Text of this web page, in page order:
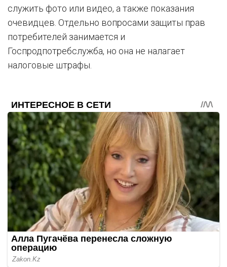
служить фото или видео, а также показания
очевидцев. Отдельно вопросами защиты прав
потребителей занимается и
Госпродпотребслужба, но она не налагает
налоговые штрафы.